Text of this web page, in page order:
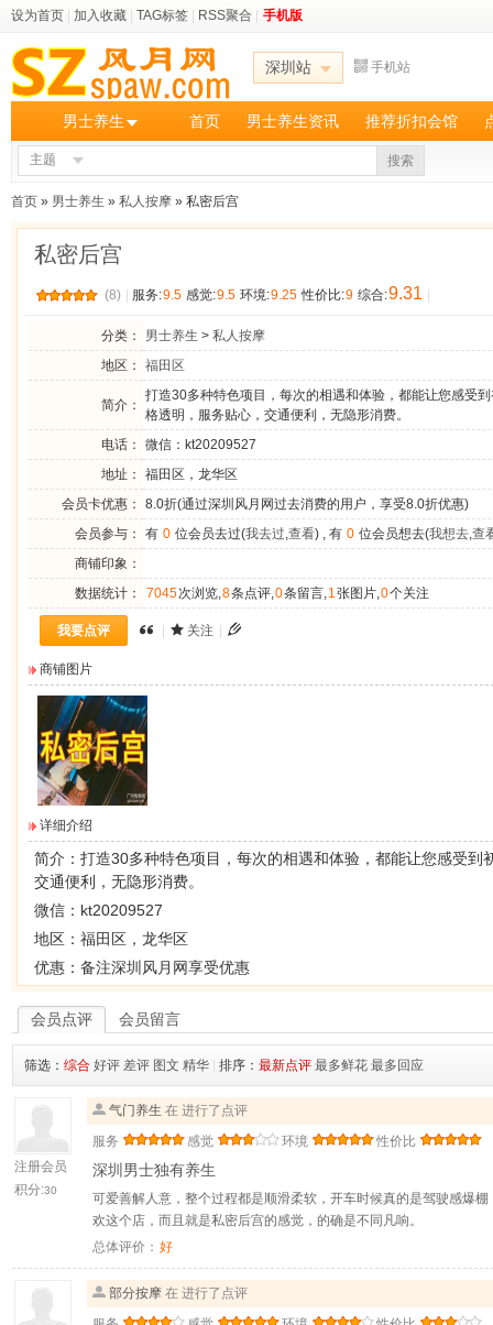
设为首页 加入收藏 TAG标签 RSS聚合 手机版
深圳站 手机站
男士养生 首页 男士养生资讯 推荐折扣会馆
主题 搜索
首页 » 男士养生 » 私人按摩 » 私密后宫
私密后宫
(8) 服务:9.5 感觉:9.5 环境:9.25 性价比:9 综合:9.31
分类： 男士养生 > 私人按摩
地区：
福田区
简介：
打造30多种特色项目，每次的相遇和体验，都能让您感受
格透明，服务贴心，交通便利，无隐形消费。
电话：
微信：kt20209527
地址：
福田区，龙华区
会员卡优惠：
8.0折(通过深圳风月网过去消费的用户，享受8.0折优惠)
会员参与：
有 0 位会员去过(我去过,查看) , 有 0 位会员想去(我想去,查
商铺印象：
数据统计：
7045次浏览,8条点评,0条留言,1张图片,0个关注
我要点评 关注
商铺图片
详细介绍
简介： 打造30多种特色项目，每次的相遇和体验，都能让您感受到
交通便利，无隐形消费。
微信：kt20209527
地区：福田区，龙华区
优惠：备注深圳风月网享受优惠
会员点评 会员留言
筛选： 综合 好评 差评 图文 精华 排序： 最新点评 最多鲜花 最多回应
注册会员
积分:30
气门养生 在 进行了点评
服务
感觉 环境 性价比
深圳男士独有养生
可爱善解人意，整个过程都是顺滑柔软，开车时候真的是驾驶感爆
欢这个店，而且就是私密后宫的感觉，的确是不同凡响。
总体评价： 好
部分按摩 在 进行了点评